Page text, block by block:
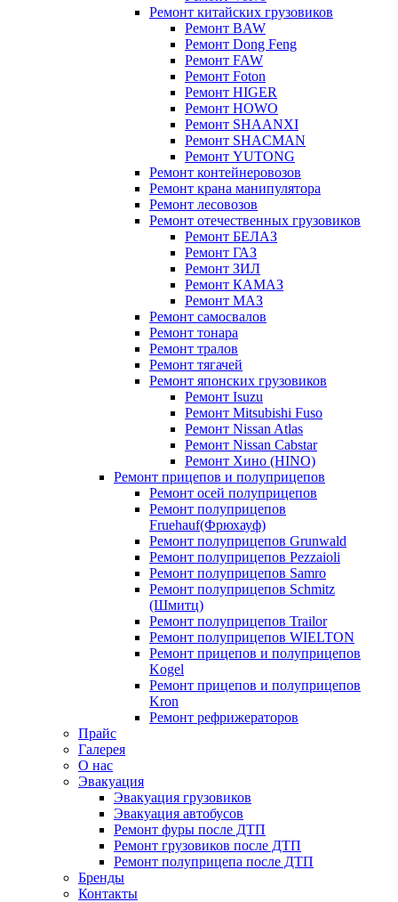
Ремонт китайских грузовиков
Ремонт BAW
Ремонт Dong Feng
Ремонт FAW
Ремонт Foton
Ремонт HIGER
Ремонт HOWO
Ремонт SHAANXI
Ремонт SHACMAN
Ремонт YUTONG
Ремонт контейнеровозов
Ремонт крана манипулятора
Ремонт лесовозов
Ремонт отечественных грузовиков
Ремонт БЕЛАЗ
Ремонт ГАЗ
Ремонт ЗИЛ
Ремонт КАМАЗ
Ремонт МАЗ
Ремонт самосвалов
Ремонт тонара
Ремонт тралов
Ремонт тягачей
Ремонт японских грузовиков
Ремонт Isuzu
Ремонт Mitsubishi Fuso
Ремонт Nissan Atlas
Ремонт Nissan Cabstar
Ремонт Хино (HINO)
Ремонт прицепов и полуприцепов
Ремонт осей полуприцепов
Ремонт полуприцепов
Fruehauf(Фрюхауф)
Ремонт полуприцепов Grunwald
Ремонт полуприцепов Pezzaioli
Ремонт полуприцепов Samro
Ремонт полуприцепов Schmitz
(Шмитц)
Ремонт полуприцепов Trailor
Ремонт полуприцепов WIELTON
Ремонт прицепов и полуприцепов
Kogel
Ремонт прицепов и полуприцепов
Kron
Ремонт рефрижераторов
Прайс
Галерея
О нас
Эвакуация
Эвакуация грузовиков
Эвакуация автобусов
Ремонт фуры после ДТП
Ремонт грузовиков после ДТП
Ремонт полуприцепа после ДТП
Бренды
Контакты